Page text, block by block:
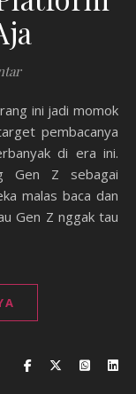
pembacanya
di era ini.
Gen Z sebagai
malas baca dan
Gen Z nggak tau